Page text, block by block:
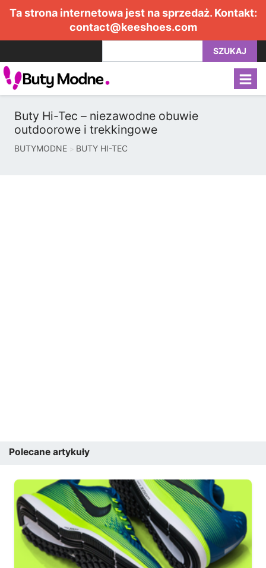
Ta strona internetowa jest na sprzedaż. Kontakt:
contact@keeshoes.com
SZUKAJ
Buty Hi-Tec – niezawodne obuwie
outdoorowe i trekkingowe
BUTYMODNE BUTY HI-TEC
Polecane artykuły